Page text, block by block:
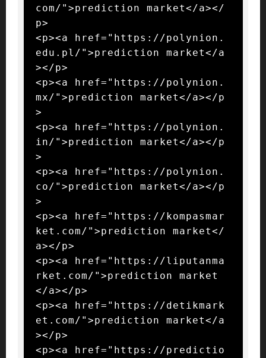
com/">prediction market</a></
p>
<p><a href="https://polynion.
edu.pl/">prediction market</a
></p>
<p><a href="https://polynion.
mx/">prediction market</a></p
>
<p><a href="https://polynion.
in/">prediction market</a></p
>
<p><a href="https://polynion.
co/">prediction market</a></p
>
<p><a href="https://kompasmar
ket.com/">prediction market</
a></p>
<p><a href="https://liputanma
rket.com/">prediction market
</a></p>
<p><a href="https://detikmark
et.com/">prediction market</a
></p>
<p><a href="https://predictio